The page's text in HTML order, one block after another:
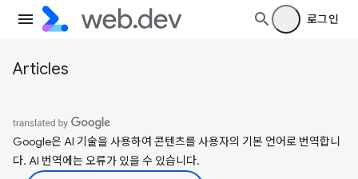
로그인
Articles
Google은 AI 기술을 사용하여 콘텐츠를 사용자의 기본 언어로 번역합니
다. AI 번역에는 오류가 있을 수 있습니다.